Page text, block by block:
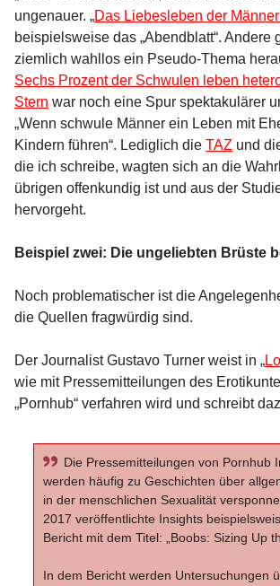
ungenauer. „Das Liebesleben der
beispielsweise das „Abendblatt“. Andere
ziemlich wahllos ein Pseudo-Thema
Sechs Prozent der Schwulen leben
Stern war noch eine Spur spektakulärer
„Wenn schwule Männer ein Leben mit
Kindern führen“. Lediglich die TAZ und
die ich schreibe, wagten sich an die
übrigen offenkundig ist und aus der
hervorgeht.
Beispiel zwei: Die ungeliebten Brüste
Noch problematischer ist die
die Quellen fragwürdig sind.
Der Journalist Gustavo Turner weist in „
wie mit Pressemitteilungen des
„Pornhub“ verfahren wird und schreibt
Die Pressemitteilungen von Pornhub
werden häufig zu Geschichten über
in der menschlichen Sexualität
2017 veröffentlichte Insights
Bericht mit dem Titel: „Boobs: Sizing Up
In dem Bericht werden Untersuchungen